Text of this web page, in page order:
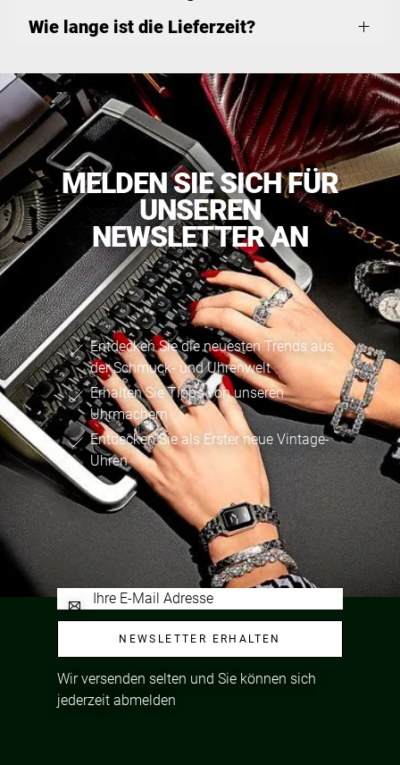
Wie lange ist die Lieferzeit?
MELDEN SIE SICH FÜR
UNSEREN
NEWSLETTER AN
Entdecken Sie die neuesten Trends aus
der Schmuck- und Uhrenwelt
Erhalten Sie Tipps von unseren
Uhrmachern
Entdecken Sie als Erster neue Vintage-
Uhren
NEWSLETTER ERHALTEN
Wir versenden selten und Sie können sich
jederzeit abmelden